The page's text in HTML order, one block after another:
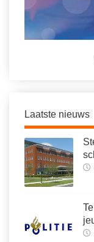
Laatste nieuws